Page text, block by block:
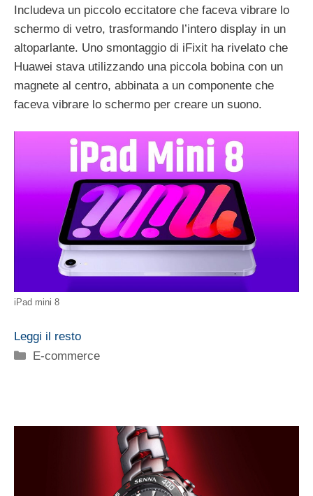
Includeva un piccolo eccitatore che faceva vibrare lo
schermo di vetro, trasformando l’intero display in un
altoparlante. Uno smontaggio di iFixit ha rivelato che
Huawei stava utilizzando una piccola bobina con un
magnete al centro, abbinata a un componente che
faceva vibrare lo schermo per creare un suono.
iPad mini 8
Leggi il resto
Categorie
E-commerce